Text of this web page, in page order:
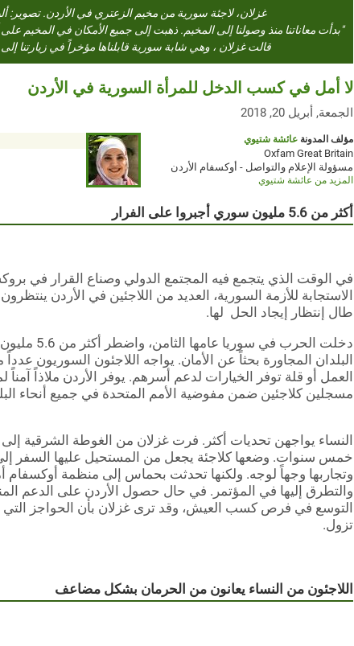
غزلان، لاجئة سورية من مخيم الزعتري في الأردن. تصوير:
"بدأت معاناتنا منذ وصولنا إلى المخيم. ذهبت إلى جميع الأمكان في المخيم
قالت غزلان ، وهي شابة سورية قابلناها مؤخراً في زيارتنا
لا أمل في كسب الدخل للمرأة السورية في الأردن
الجمعة, أبريل 20, 2018
مؤلف المدونة عائشة شتيوي
Oxfam Great Britain
مسؤولة الإعلام والتواصل - أوكسفام الأردن
المزيد من عائشة شتيوي
أكثر من 5.6 مليون سوري أجبروا على الفرار
في الوقت الذي يتجمع فيه المجتمع الدولي وصناع القرار في
الاستجابة للأزمة السورية، العديد من اللاجئين في الأردن
طال إنتظار إيجاد الحل لها.
دخلت الحرب
البلدان المجاورة بحثاً عن الأمان. يواجه اللاجئون السوريون
مسجلين كلاجئين ضمن مفوضية الأمم المتحدة في جميع أنحاء
النساء يواجهن تحديات أكثر. فرت غزلان من الغوطة الشرقية
خمس سنوات. وضعها كلاجئة يجعل من المستحيل عليها السفر
وتجاربها وجهاً لوجه. ولكنها تحدثت بحماس إلى منظمة أوكسفام
والتطرق إليها في المؤتمر. في حال حصول الأردن على الدعم
التوسع في فرص كسب العيش، وقد ترى غزلان بأن الحواجز
تزول.
اللاجئون من النساء يعانون من الحرمان بشكل مضاعف